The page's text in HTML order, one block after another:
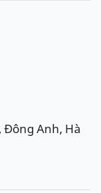
Đông Anh, Hà